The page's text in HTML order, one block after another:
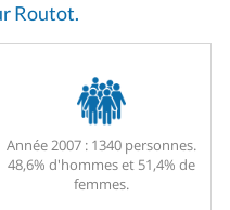
Routot.
Année 2007 :1340 personnes.
48,6% d'hommes et 51,4% de
femmes.